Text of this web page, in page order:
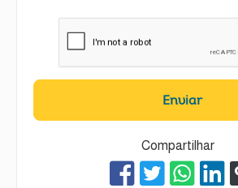
Enviar
Compartilhar